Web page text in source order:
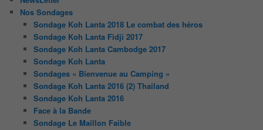
Nos Sondages
Sondage Koh Lanta 2018 Le combat des héros
Sondage Koh Lanta Fidji 2017
Sondage Koh Lanta Cambodge 2017
Sondage Koh Lanta
Sondages « Bienvenue au Camping »
Sondage Koh Lanta 2016 (2) Thailand
Sondage Koh Lanta 2016
Face à la Bande
Sondage Le Maillon Faible